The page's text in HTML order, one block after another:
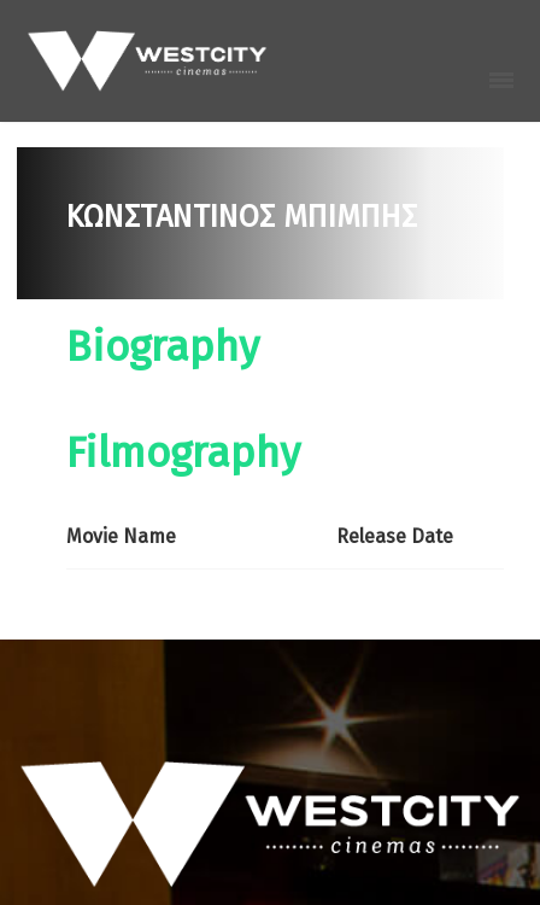
ΚΩΝΣΤΑΝΤΙΝΟΣ ΜΠΙΜΠΗΣ
Biography
Filmography
Movie Name Release Date